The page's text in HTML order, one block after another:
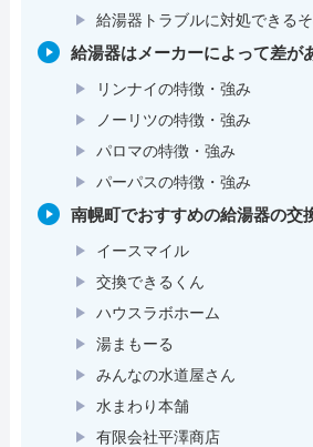
給湯器トラブルに対処できる
給湯器はメーカーによって差が
リンナイの特徴・強み
ノーリツの特徴・強み
パロマの特徴・強み
パーパスの特徴・強み
南幌町でおすすめの給湯器の交
イースマイル
交換できるくん
ハウスラボホーム
湯まもーる
みんなの水道屋さん
水まわり本舗
有限会社平澤商店